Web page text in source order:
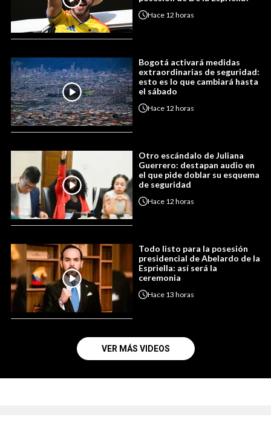
Hace 12 horas
Bogotá activará medidas
extraordinarias de seguridad:
esto es lo que cambiará hasta
el sábado
Hace 12 horas
Otro escándalo de Juliana
Guerrero: destapan audio en
el que pide doblar su esquema
de seguridad
Hace 12 horas
Todo listo para la posesión
presidencial de Abelardo de la
Espriella: así será la
ceremonia
Hace 13 horas
VER MÁS VIDEOS